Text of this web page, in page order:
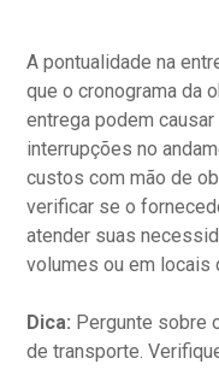
A pontualidade na
que o cronograma da
entrega podem
interrupções no
custos com mão de
verificar se o
atender suas
volumes ou em
Dica: Pergunte sobre
de transporte.